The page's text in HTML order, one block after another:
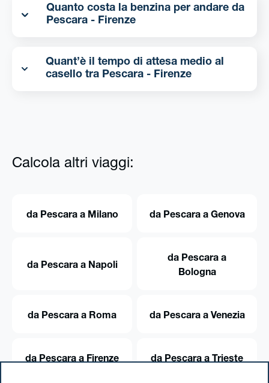
Quanto costa la benzina per andare da
Pescara - Firenze
Quant’è il tempo di attesa medio al
casello tra Pescara - Firenze
Calcola altri viaggi:
da Pescara a Milano da Pescara a Genova
da Pescara a Napoli
da Pescara a
Bologna
da Pescara a Roma da Pescara a Venezia
da Pescara a Firenze da Pescara a Trieste